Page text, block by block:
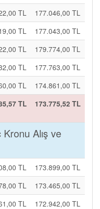
TL
177.046,00 TL
TL
177.043,00 TL
TL
179.774,00 TL
TL
177.763,00 TL
TL 174.861,00 TL
TL 173.775,52 TL
Alış ve
TL
173.899,00 TL
TL
173.465,00 TL
TL
172.942,00 TL